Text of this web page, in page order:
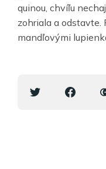
quinou, chvíľu
zohriala a odstavte.
mandľovými